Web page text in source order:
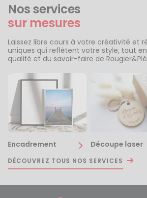
Nos services
sur mesures
Laissez libre cours à votre créativité et
uniques qui reflètent votre style, tout
qualité et du savoir-faire de
Encadrement Découpe laser
DÉCOUVREZ TOUS NOS SERVICES